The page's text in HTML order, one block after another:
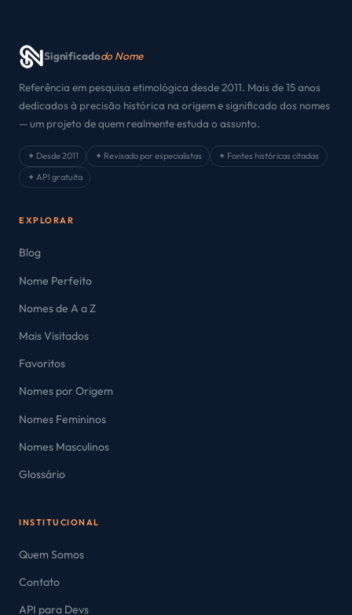
Significadodo Nome
Referência em pesquisa etimológica desde 2011. Mais de 15 anos
dedicados à precisão histórica na origem e significado dos nomes
— um projeto de quem realmente estuda o assunto.
✦ Desde 2011 ✦ Revisado por especialistas
✦ Fontes históricas citadas
✦ API gratuita
EXPLORAR
Blog
Nome Perfeito
Nomes de A a Z
Mais Visitados
Favoritos
Nomes por Origem
Nomes Femininos
Nomes Masculinos
Glossário
INSTITUCIONAL
Quem Somos
Contato
API para Devs